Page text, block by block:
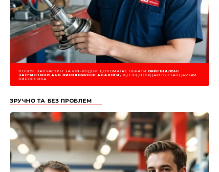
ПОШУК ЗАПЧАСТИН ЗА VIN-КОДОМ ДОПОМАГАЄ ОБРАТИ ОРИГІНАЛЬНІ
ЗАПЧАСТИНИ АБО ВИСОКОЯКІСНІ АНАЛОГИ, ЩО ВІДПОВІДАЮТЬ СТАНДАРТАМ
ВИРОБНИКА.
ЗРУЧНО ТА БЕЗ ПРОБЛЕМ